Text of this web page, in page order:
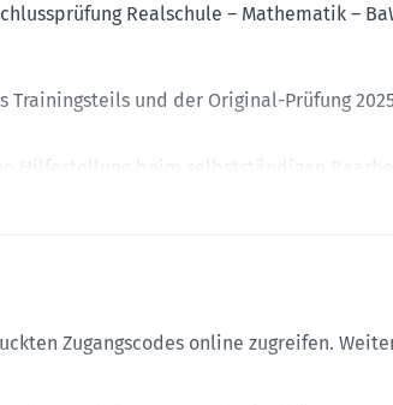
Zugangscodes online zugreifen.
Realschule – Mathematik –
Trainingsteils und der Original-Prüfung
Hilfestellung beim selbstständigen
zugreifen:
zur Verfügung
gehen!